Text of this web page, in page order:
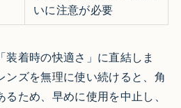
いに注意が必要
装着時の快適さ」に直結しま
ンズを無理に使い続けると、角
ため、早めに使用を中止し、